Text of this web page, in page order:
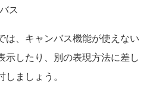
ス
、キャンバス機能が使えない
示したり、別の表現方法に差し
ましょう。